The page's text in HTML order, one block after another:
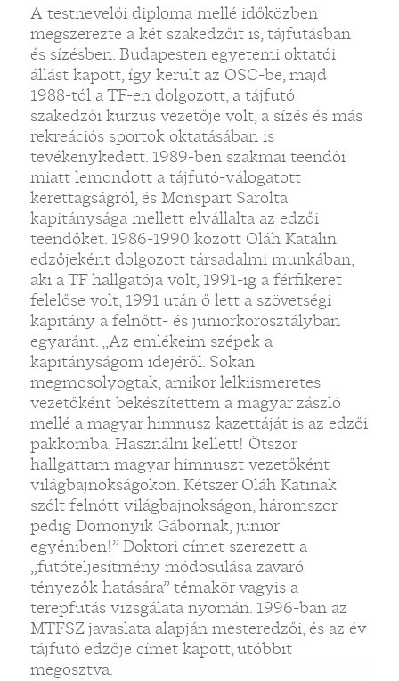
A testnevelői diploma mellé időközben
megszerezte a két szakedzőit is, tájfutásban
és sízésben. Budapesten egyetemi oktatói
állást kapott, így került az OSC-be, majd
1988-tól a TF-en dolgozott, a tájfutó
szakedzői kurzus vezetője volt, a sízés és más
rekreációs sportok oktatásában is
tevékenykedett. 1989-ben szakmai teendői
miatt lemondott a tájfutó-válogatott
kerettagságról, és Monspart Sarolta
kapitánysága mellett elvállalta az edzői
teendőket. 1986-1990 között Oláh Katalin
edzőjeként dolgozott társadalmi munkában,
aki a TF hallgatója volt, 1991-ig a férfikeret
felelőse volt, 1991 után ő lett a szövetségi
kapitány a felnőtt- és juniorkorosztályban
egyaránt. „Az emlékeim szépek a
kapitányságom idejéről. Sokan
megmosolyogtak, amikor lelkiismeretes
vezetőként bekészítettem a magyar zászló
mellé a magyar himnusz kazettáját is az edzői
pakkomba. Használni kellett! Ötször
hallgattam magyar himnuszt vezetőként
világbajnokságokon. Kétszer Oláh Katinak
szólt felnőtt világbajnokságon, háromszor
pedig Domonyik Gábornak, junior
egyéniben!” Doktori címet szerezett a
„futóteljesítmény módosulása zavaró
tényezők hatására” témakör vagyis a
terepfutás vizsgálata nyomán. 1996-ban az
MTFSZ javaslata alapján mesteredzői, és az év
tájfutó edzője címet kapott, utóbbit
megosztva.